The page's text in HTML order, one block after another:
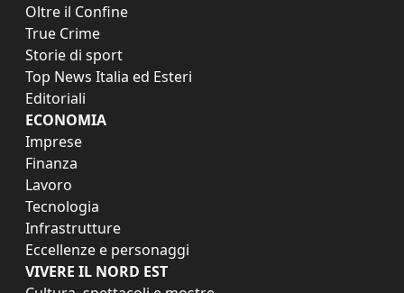
Oltre il Confine
True Crime
Storie di sport
Top News Italia ed Esteri
Editoriali
ECONOMIA
Imprese
Finanza
Lavoro
Tecnologia
Infrastrutture
Eccellenze e personaggi
VIVERE IL NORD EST